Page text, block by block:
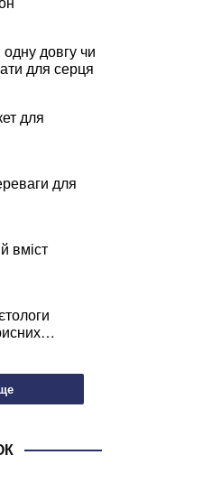
довгу чи
для серця
для
для
вміст